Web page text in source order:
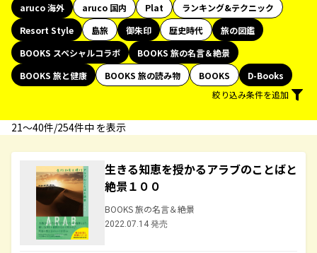
aruco 海外
aruco 国内 Plat
ランキング&テクニック
Resort Style
島旅 御朱印 歴史時代
旅の図鑑
BOOKS スペシャルコラボ
BOOKS 旅の名言＆絶景
BOOKS 旅と健康
BOOKS 旅の読み物 BOOKS
D-Books
絞り込み条件を追加
21〜40件/254件中 を表示
生きる知恵を授かるアラブのことばと
絶景１００
BOOKS 旅の名言＆絶景
2022.07.14 発売